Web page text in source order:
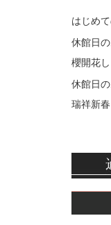
はじめ
休館日
櫻開花
休館日
瑞祥新